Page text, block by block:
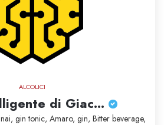
ALCOLICI
di Giac...
gin tonic, Amaro, gin, Bitter beverage,